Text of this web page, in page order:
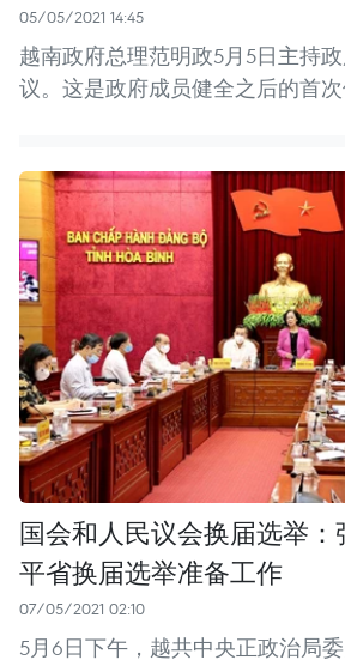
05/05/2021 14:45
越南政府总理范明政5月5日主持
议。这是政府成员健全之后的首次
国会和人民议会换届选举：
平省换届选举准备工作
07/05/2021 02:10
5月6日下午，越共中央正政治局